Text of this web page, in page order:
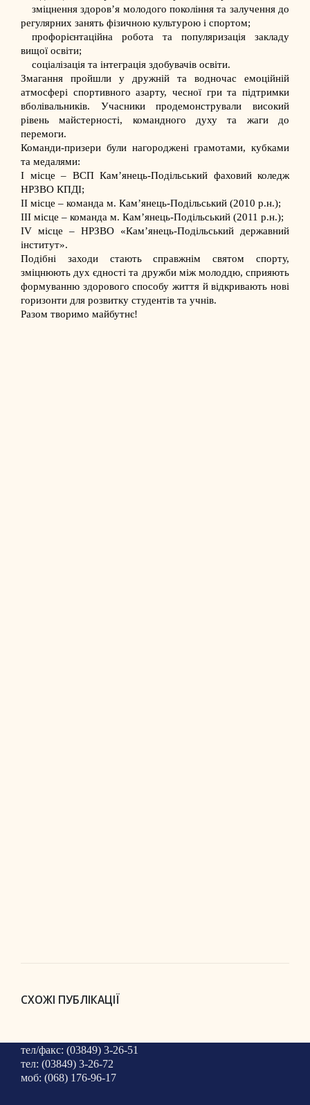
зміцнення здоров’я молодого покоління та залучення до
регулярних занять фізичною культурою і спортом;
профорієнтаційна робота та популяризація закладу
вищої освіти;
соціалізація та інтеграція здобувачів освіти.
Змагання пройшли у дружній та водночас емоційній
атмосфері спортивного азарту, чесної гри та підтримки
вболівальників. Учасники продемонстрували високий
рівень майстерності, командного духу та жаги до
перемоги.
Команди-призери були нагороджені грамотами, кубками
та медалями:
І місце – ВСП Кам’янець-Подільський фаховий коледж
НРЗВО КПДІ;
ІІ місце – команда м. Кам’янець-Подільський (2010 р.н.);
ІІІ місце – команда м. Кам’янець-Подільський (2011 р.н.);
IV місце – НРЗВО «Кам’янець-Подільський державний
інститут».
Подібні заходи стають справжнім святом спорту,
зміцнюють дух єдності та дружби між молоддю, сприяють
формуванню здорового способу життя й відкривають нові
горизонти для розвитку студентів та учнів.
Разом творимо майбутнє!
СХОЖІ ПУБЛІКАЦІЇ
тел/факс: (03849) 3-26-51
тел: (03849) 3-26-72
моб: (068) 176-96-17